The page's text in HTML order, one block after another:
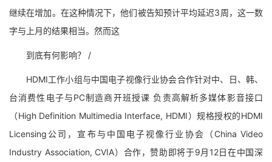
继续在增加。在这种情况下，他们被告知预计平均延迟3周，这一数
字与上月的结果相当。然而这
到底有何影响？ /
HDMI工作小组与中国电子视像行业协会合作针对中、日、韩、
台消费性电子与PC制造商开班授课 负责高解析多媒体影音接口
（High Definition Multimedia Interface, HDMI）规格授权的HDMI
Licensing公司，宣布与中国电子视像行业协会（China Video
Industry Association, CVIA）合作，赞助即将于9月12日在中国深